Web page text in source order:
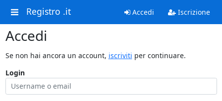
Registro .it Accedi Iscrizione
Accedi
Se non hai ancora un account, iscriviti per continuare.
Login